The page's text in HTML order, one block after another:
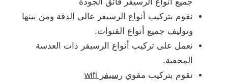
نقوم بتركيب أنواع الرسيفر عالي الدقة ومن بينها
وتوليف جميع أنواع القنوات.
نعمل على تركيب أنواع الرسيفر ذات العدسة
المخفية.
نقوم بتركيب مقوي رسيفر wifi